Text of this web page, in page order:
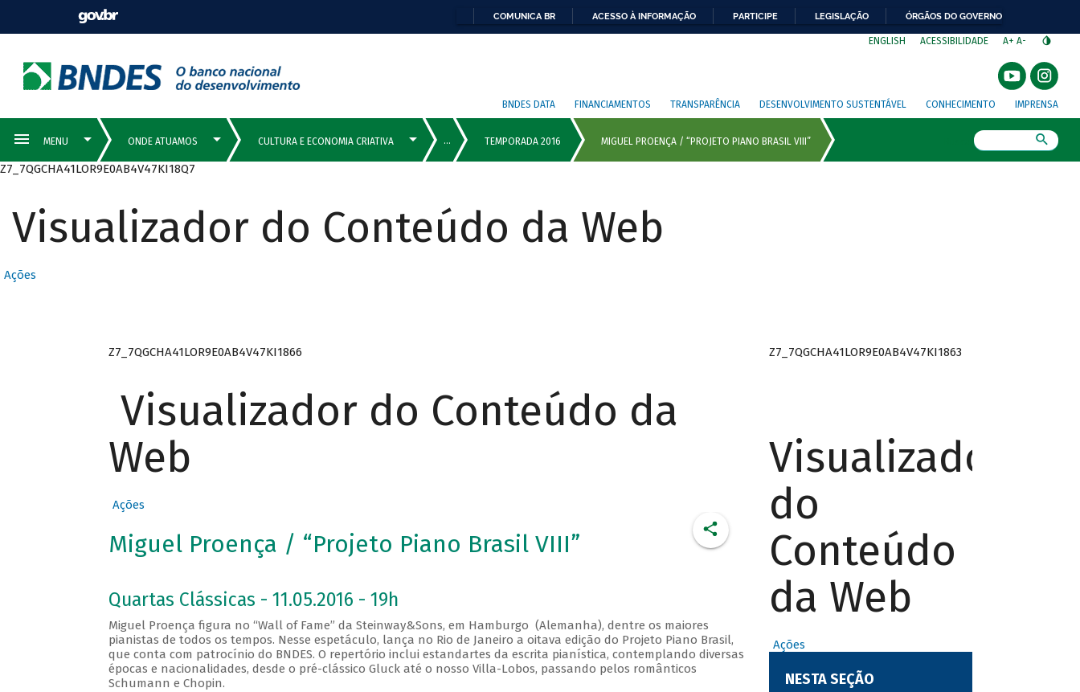
COMUNICA BR ACESSO À INFORMAÇÃO PARTICIPE LEGISLAÇÃO ÓRGÃOS DO GOVERNO
ENGLISH ACESSIBILIDADE A+ A-
BNDES DATA FINANCIAMENTOS TRANSPARÊNCIA DESENVOLVIMENTO SUSTENTÁVEL CONHECIMENTO IMPRENSA
Z7_7QGCHA41LOR9E0AB4V47KI18Q7
Visualizador do Conteúdo da Web
Ações
Z7_7QGCHA41LOR9E0AB4V47KI1866
Visualizador do Conteúdo da
Web
Ações
Miguel Proença / “Projeto Piano Brasil VIII”
Quartas Clássicas - 11.05.2016 - 19h
Miguel Proença figura no “Wall of Fame” da Steinway&Sons, em Hamburgo (Alemanha), dentre os maiores
pianistas de todos os tempos. Nesse espetáculo, lança no Rio de Janeiro a oitava edição do Projeto Piano Brasil,
que conta com patrocínio do BNDES. O repertório inclui estandartes da escrita pianística, contemplando diversas
épocas e nacionalidades, desde o pré-clássico Gluck até o nosso Villa-Lobos, passando pelos românticos
Schumann e Chopin.
Z7_7QGCHA41LOR9E0AB4V47KI1863
Visualizador
do
Conteúdo
da Web
Ações
NESTA SEÇÃO